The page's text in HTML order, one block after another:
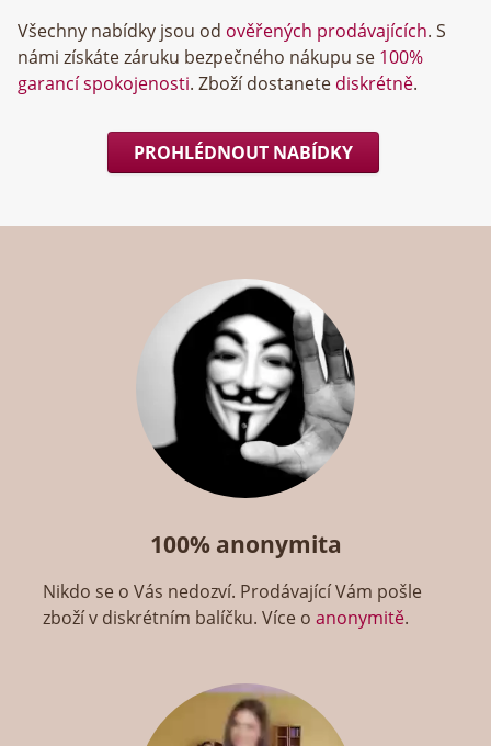
Všechny nabídky jsou od ověřených prodávajících. S
námi získáte záruku bezpečného nákupu se 100%
garancí spokojenosti. Zboží dostanete diskrétně.
PROHLÉDNOUT NABÍDKY
100% anonymita
Nikdo se o Vás nedozví. Prodávající Vám pošle
zboží v diskrétním balíčku. Více oanonymitě.